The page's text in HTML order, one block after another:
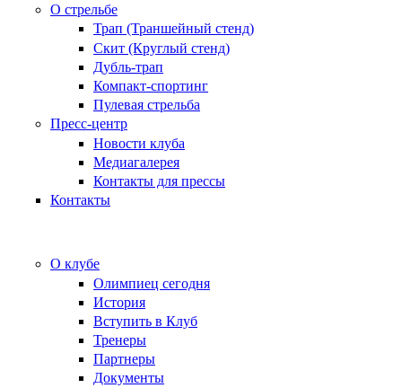
О стрельбе
Трап (Траншейный стенд)
Скит (Круглый стенд)
Дубль-трап
Компакт-спортинг
Пулевая стрельба
Пресс-центр
Новости клуба
Медиагалерея
Контакты для прессы
Контакты
О клубе
Олимпиец сегодня
История
Вступить в Клуб
Тренеры
Партнеры
Документы